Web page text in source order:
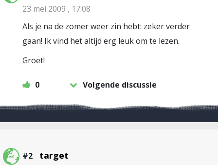
23 mei 2009 , 17:08
Als je na de zomer weer zin hebt: zeker verder
gaan! Ik vind het altijd erg leuk om te lezen.
Groet!
0 Volgende discussie
#2 target